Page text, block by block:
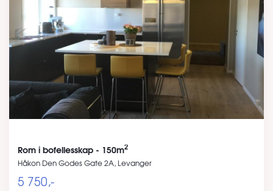
Rom i bofellesskap - 150m2
Håkon Den Godes Gate 2A, Levanger
5 750,-